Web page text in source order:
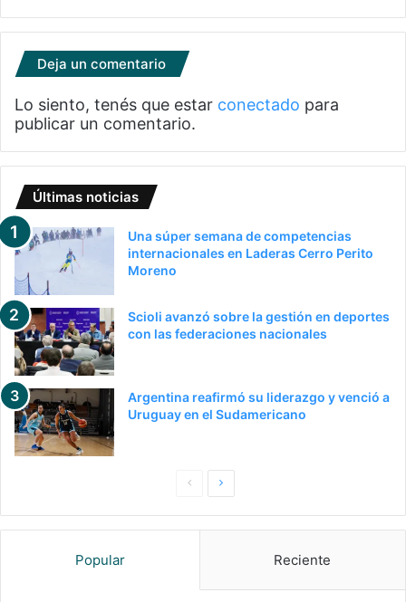
Deja un comentario
Lo siento, tenés que estar conectado para
publicar un comentario.
Últimas noticias
Una súper semana de competencias
internacionales en Laderas Cerro Perito
Moreno
Scioli avanzó sobre la gestión en deportes
con las federaciones nacionales
Argentina reafirmó su liderazgo y venció a
Uruguay en el Sudamericano
g
g
Popular Reciente